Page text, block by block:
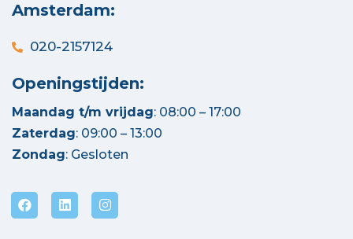
Amsterdam:
020-2157124
Openingstijden:
Maandag t/m vrijdag: 08:00 – 17:00
Zaterdag: 09:00 – 13:00
Zondag: Gesloten